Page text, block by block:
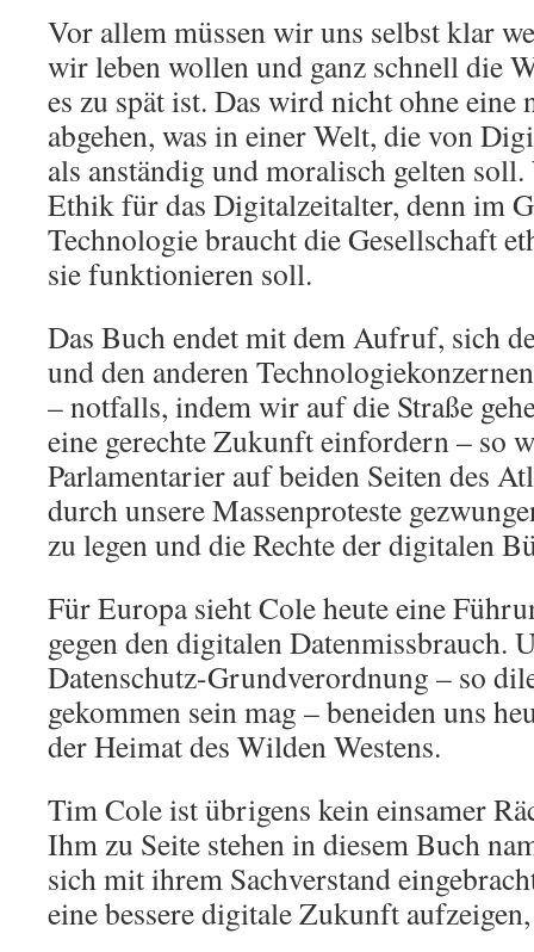
Vor allem müssen wir uns selbst klar
wir leben wollen und ganz schnell die
es zu spät ist. Das wird nicht ohne eine
abgehen, was in einer Welt, die von
als anständig und moralisch gelten
Ethik für das Digitalzeitalter, denn im
Technologie braucht die Gesellschaft
sie funktionieren soll.
Das Buch endet mit dem Aufruf, sich
und den anderen
– notfalls, indem wir auf die Straße
eine gerechte Zukunft einfordern – so
Parlamentarier auf beiden Seiten des
durch unsere Massenproteste
zu legen und die Rechte der digitalen
Für Europa sieht Cole heute eine
gegen den digitalen Datenmissbrauch.
Datenschutz-Grundverordnung – so
gekommen sein mag – beneiden uns
der Heimat des Wilden Westens.
Tim Cole ist übrigens kein einsamer
Ihm zu Seite stehen in diesem Buch
sich mit ihrem Sachverstand
eine bessere digitale Zukunft